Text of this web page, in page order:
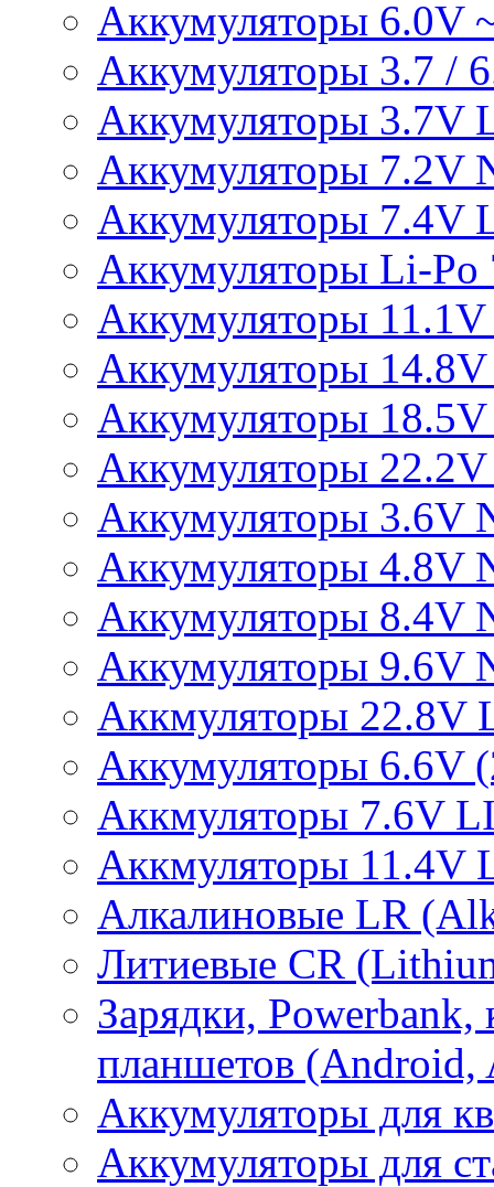
Аккумуляторы 6.0V
Аккумуляторы 3.7 /
Аккумуляторы 3.7V
Аккумуляторы 7.2V
Аккумуляторы 7.4V
Аккумуляторы Li-Po
Аккумуляторы
Аккумуляторы
Аккумуляторы
Аккумуляторы
Аккумуляторы 3.6V
Аккумуляторы 4.8V
Аккумуляторы 8.4V
Аккумуляторы 9.6V
Аккмуляторы 22.8V
Аккумуляторы 6.6V
Аккмуляторы 7.6V
Аккмуляторы 11.4V
Алкалиновые LR
Литиевые CR
Зарядки, Powerbank,
планшетов (Android,
Аккумуляторы для
Аккумуляторы для